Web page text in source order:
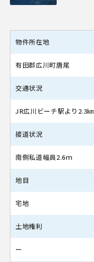
物件所在地
有田郡広川町唐尾
交通状況
JR広川ビーチ駅より2.3㎞
接道状況
南側私道幅員2.6ｍ
地目
宅地
土地権利
ー